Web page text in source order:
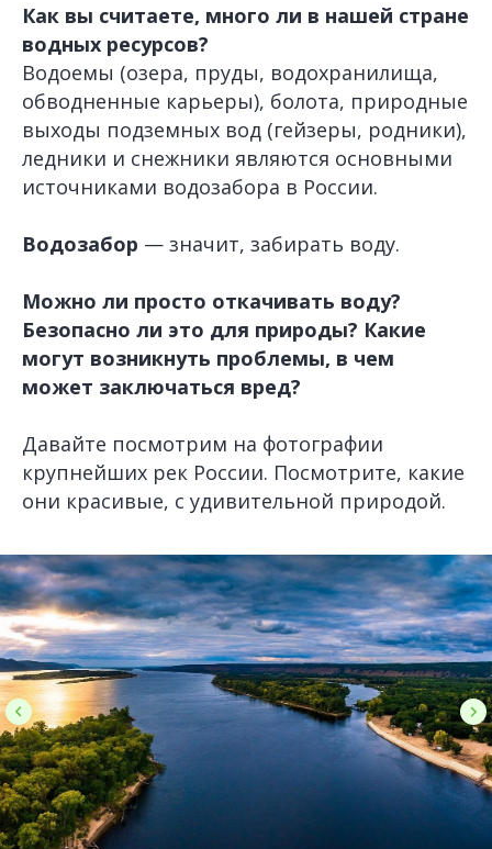
Как вы считаете, много ли в нашей стране
водных ресурсов?
Водоемы (озера, пруды, водохранилища,
обводненные карьеры), болота, природные
выходы подземных вод (гейзеры, родники),
ледники и снежники являются основными
источниками водозабора в России.
Водозабор — значит, забирать воду.
Можно ли просто откачивать воду?
Безопасно ли это для природы? Какие
могут возникнуть проблемы, в чем
может заключаться вред?
Давайте посмотрим на фотографии
крупнейших рек России. Посмотрите, какие
они красивые, с удивительной природой.